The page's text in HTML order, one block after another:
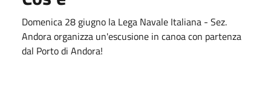
Domenica 28 giugno la Lega Navale Italiana - Sez.
Andora organizza un'escusione in canoa con partenza
dal Porto di Andora!